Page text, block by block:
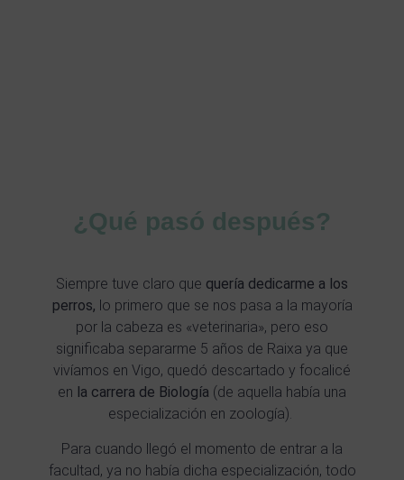
¿Qué pasó después?
Siempre tuve claro que quería dedicarme a los
perros, lo primero que se nos pasa a la mayoría
por la cabeza es «veterinaria», pero eso
significaba separarme 5 años de Raixa ya que
vivíamos en Vigo, quedó descartado y focalicé
en la carrera de Biología (de aquella había una
especialización en zoología).
Para cuando llegó el momento de entrar a la
facultad, ya no había dicha especialización, todo